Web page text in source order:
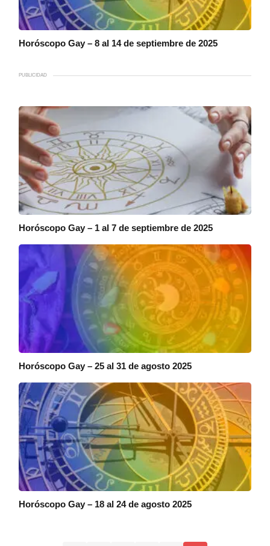
Horóscopo Gay – 8 al 14 de septiembre de 2025
PUBLICIDAD
Horóscopo Gay – 1 al 7 de septiembre de 2025
Horóscopo Gay – 25 al 31 de agosto 2025
Horóscopo Gay – 18 al 24 de agosto 2025